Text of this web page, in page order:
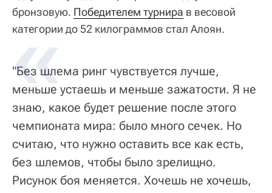
бронзовую. Победителем турнира в весовой
категории до 52 килограммов стал Алоян.
"Без шлема ринг чувствуется лучше,
меньше устаешь и меньше зажатости. Я не
знаю, какое будет решение после этого
чемпионата мира: было много сечек. Но
считаю, что нужно оставить все как есть,
без шлемов, чтобы было зрелищно.
Рисунок боя меняется. Хочешь не хочешь,